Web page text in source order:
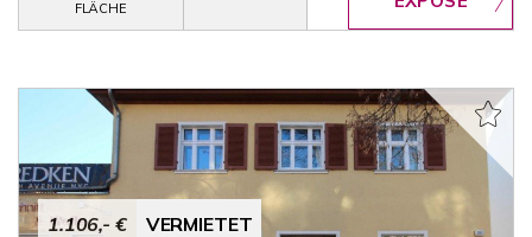
FLÄCHE
1.106,- € VERMIETET